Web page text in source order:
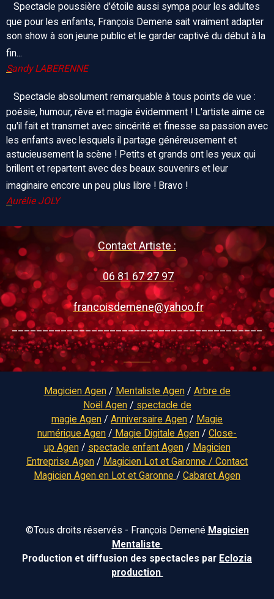
Spectacle poussière d'étoile aussi sympa pour les adultes
que pour les enfants, François Demene sait vraiment adapter
son show à son jeune public et le garder captivé du début à la
fin...
Sandy LABERENNE
Spectacle absolument remarquable à tous points de vue :
poésie, humour, rêve et magie évidemment ! L'artiste aime ce
qu'il fait et transmet avec sincérité et finesse sa passion avec
les enfants avec lesquels il partage généreusement et
astucieusement la scène ! Petits et grands ont les yeux qui
brillent et repartent avec des beaux souvenirs et leur
imaginaire encore un peu plus libre ! Bravo !
Aurélie JOLY
Contact Artiste :
06 81 67 27 97
francoisdemene@yahoo.fr
_________________________________________
MagicienAgen/ Mentaliste Agen/ Arbre de
Noël Agen/ spectacle de
magie Agen / Anniversaire Agen / Magie
numérique Agen / Magie Digitale Agen / Close-
up Agen/ spectacle enfant Agen/ Magicien
Entreprise Agen / Magicien Lot et Garonne / Contact
Magicien Agen en Lot et Garonne / Cabaret Agen
©Tous droits réservés - François Demené Magicien
Mentaliste
Production et diffusion des spectacles par Eclozia
production